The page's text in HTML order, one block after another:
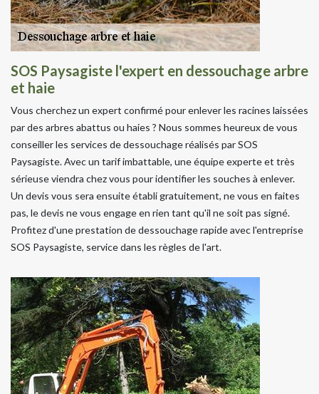
SOS Paysagiste l'expert en dessouchage arbre
et haie
Vous cherchez un expert confirmé pour enlever les racines laissées
par des arbres abattus ou haies ? Nous sommes heureux de vous
conseiller les services de dessouchage réalisés par SOS
Paysagiste. Avec un tarif imbattable, une équipe experte et très
sérieuse viendra chez vous pour identifier les souches à enlever.
Un devis vous sera ensuite établi gratuitement, ne vous en faites
pas, le devis ne vous engage en rien tant qu'il ne soit pas signé.
Profitez d'une prestation de dessouchage rapide avec l'entreprise
SOS Paysagiste, service dans les règles de l'art.